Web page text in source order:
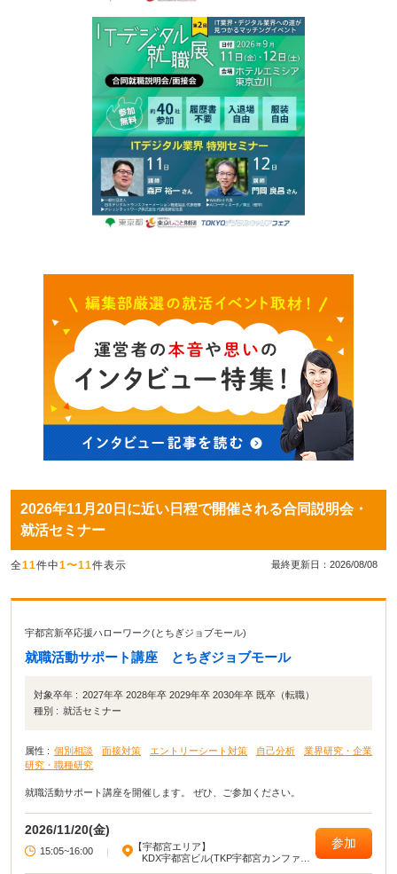
2026年11月20日に近い日程で開催される合同説明会・
就活セミナー
全11件中1〜11件表示 最終更新日：2026/08/08
宇都宮新卒応援ハローワーク(とちぎジョブモール)
就職活動サポート講座 とちぎジョブモール
対象卒年 : 2027年卒 2028年卒 2029年卒 2030年卒 既卒（転職）
種別 : 就活セミナー
属性 : 個別相談 面接対策 エントリーシート対策 自己分析
業界研究・企業
研究・職種研究
就職活動サポート講座を開催します。 ぜひ、ご参加ください。
2026/11/20(金)
15:05~16:00
【宇都宮エリア】
KDX宇都宮ビル(TKP宇都宮カンファレ
参加